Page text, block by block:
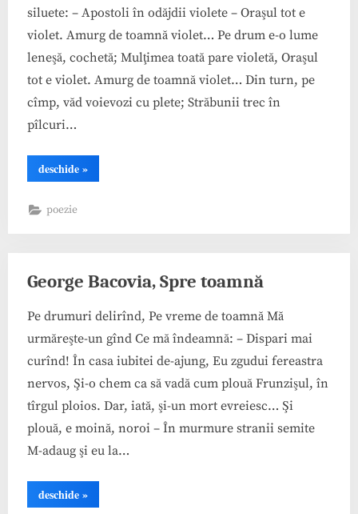
siluete: – Apostoli în odăjdii violete – Oraşul tot e
violet. Amurg de toamnă violet… Pe drum e-o lume
leneşă, cochetă; Mulţimea toată pare violetă, Oraşul
tot e violet. Amurg de toamnă violet… Din turn, pe
cîmp, văd voievozi cu plete; Străbunii trec în
pîlcuri…
deschide“George
Bacovia,
»
poezie
George Bacovia, Spre toamnă
Pe drumuri delirînd, Pe vreme de toamnă Mă
urmăreşte-un gînd Ce mă îndeamnă: – Dispari mai
curînd! În casa iubitei de-ajung, Eu zgudui fereastra
nervos, Şi-o chem ca să vadă cum plouă Frunzişul, în
tîrgul ploios. Dar, iată, şi-un mort evreiesc… Şi
plouă, e moină, noroi – În murmure stranii semite
M-adaug şi eu la…
deschide“George
Bacovia,
»